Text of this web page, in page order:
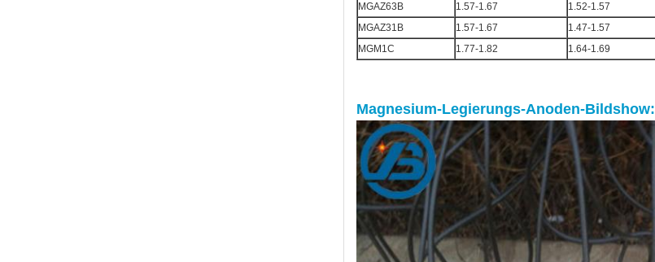
MGAZ63B
1.57-1.67 1.52-1.57
MGAZ31B
1.57-1.67 1.47-1.57
MGM1C
1.77-1.82 1.64-1.69
Magnesium-Legierungs-Anoden-Bildshow: